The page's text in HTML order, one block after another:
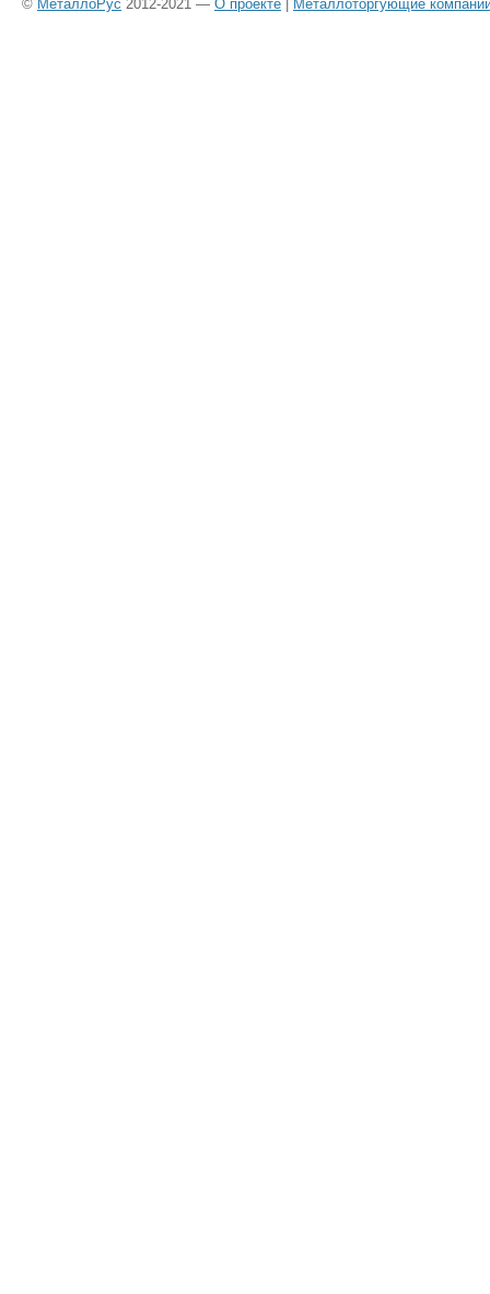
© МеталлоРус 2012-2021 — О проекте Металлоторгующие